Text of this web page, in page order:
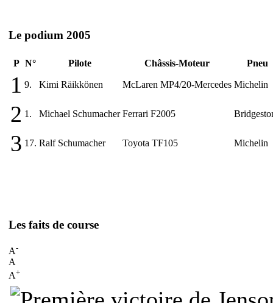
Le podium 2005
P N° Pilote Châssis-Moteur Pneu
1 9. Kimi Räikkönen McLaren MP4/20-Mercedes Michelin
2 1. Michael Schumacher Ferrari F2005
3 17. Ralf Schumacher Toyota TF105 Michelin
Les faits de course
A-
A
A+